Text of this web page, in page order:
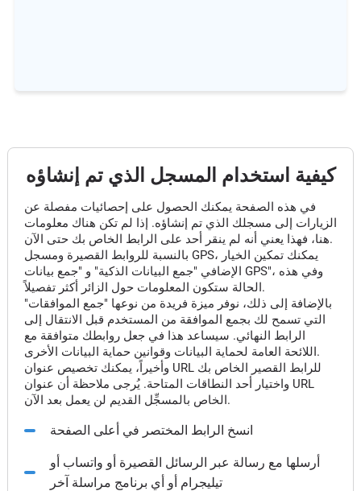
كيفية استخدام المسجل الذي تم إنشاؤه
في هذه الصفحة يمكنك الحصول على إحصائيات مفصلة عن
الزيارات إلى مسجلك الذي تم إنشاؤه. إذا لم تكن هناك معلومات
هنا، فهذا يعني أنه لم ينقر أحد على الرابط الخاص بك حتى الآن.
بالنسبة للروابط القصيرة ومسجل GPS، يمكنك تمكين الخيار
الإضافي "جمع البيانات الذكية" و "جمع بيانات GPS"، وفي هذه
الحالة ستكون المعلومات حول الزائر أكثر تفصيلاً.
بالإضافة إلى ذلك، نوفر ميزة فريدة من نوعها "جمع الموافقات"
التي تسمح لك بجمع الموافقة من المستخدم قبل الانتقال إلى
الرابط النهائي. سيساعد هذا في جعل روابطك متوافقة مع
اللائحة العامة لحماية البيانات وقوانين حماية البيانات الأخرى.
وأخيراً، يمكنك تخصيص عنوان URL للرابط القصير الخاص بك
واختيار أحد النطاقات المتاحة. يُرجى ملاحظة أن عنوان URL
الخاص بالمسجِّل القديم لن يعمل بعد الآن.
انسخ الرابط المختصر في أعلى الصفحة
أرسلها مع رسالة عبر الرسائل القصيرة أو واتساب أو
تيليجرام أو أي برنامج مراسلة آخر